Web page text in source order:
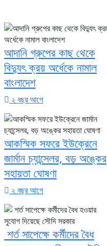
আদানি গ্রুপের কাছ থেকে
বিদ্যুৎ ক্রয় অর্ধেকে নামাল
বাংলাদেশ
২ বছর আগে
আকস্মিক সফরে ইউক্রেনে
জার্মান চ্যান্সেলর, বড় অঙ্কের
সহায়তা ঘোষণা
২ বছর আগে
শর্ত সাপেক্ষে কর্মীদের বৈধ